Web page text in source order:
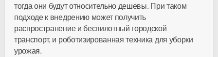
тогда они будут относительно дешевы. При таком
подходе к внедрению может получить
распространение и беспилотный городской
транспорт, и роботизированная техника для уборки
урожая.